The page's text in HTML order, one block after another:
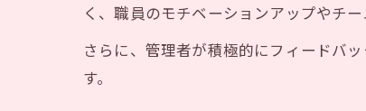
く、職員のモチベーションアップやチ
さらに、管理者が積極的にフィードバ
す。